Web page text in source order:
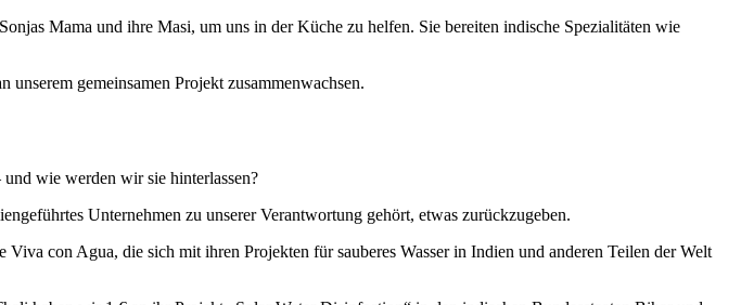
Mama und ihre Masi, um uns in der Küche zu helfen. Sie bereiten indische Spezialitäten wie
gemeinsamen Projekt zusammenwachsen.
und wie werden wir sie hinterlassen?
Unternehmen zu unserer Verantwortung gehört, etwas zurückzugeben.
con Agua, die sich mit ihren Projekten für sauberes Wasser in Indien und anderen Teilen der Welt